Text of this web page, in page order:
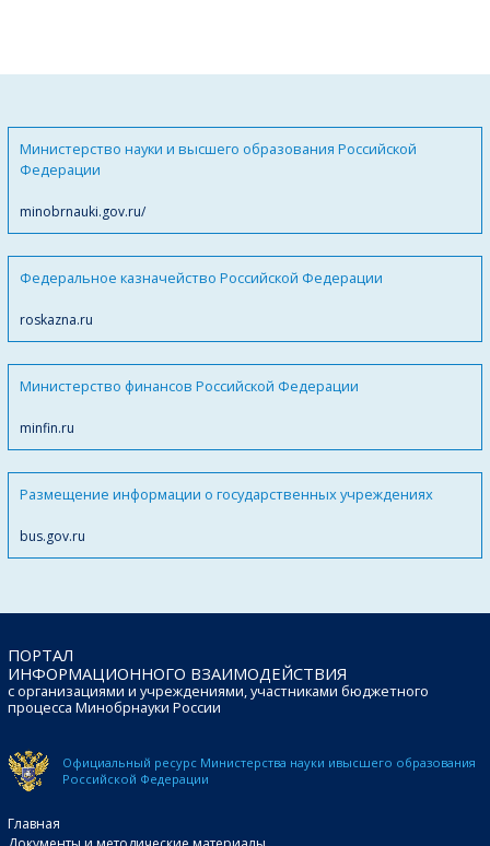
Министерство науки и высшего образования Российской
Федерации
minobrnauki.gov.ru/
Федеральное казначейство Российской Федерации
roskazna.ru
Министерство финансов Российской Федерации
minfin.ru
Размещение информации о государственных учреждениях
bus.gov.ru
ПОРТАЛ
ИНФОРМАЦИОННОГО ВЗАИМОДЕЙСТВИЯ
с организациями и учреждениями, участниками бюджетного
процесса Минобрнауки России
Официальный ресурс Министерства науки ивысшего образования
Российской Федерации
Главная